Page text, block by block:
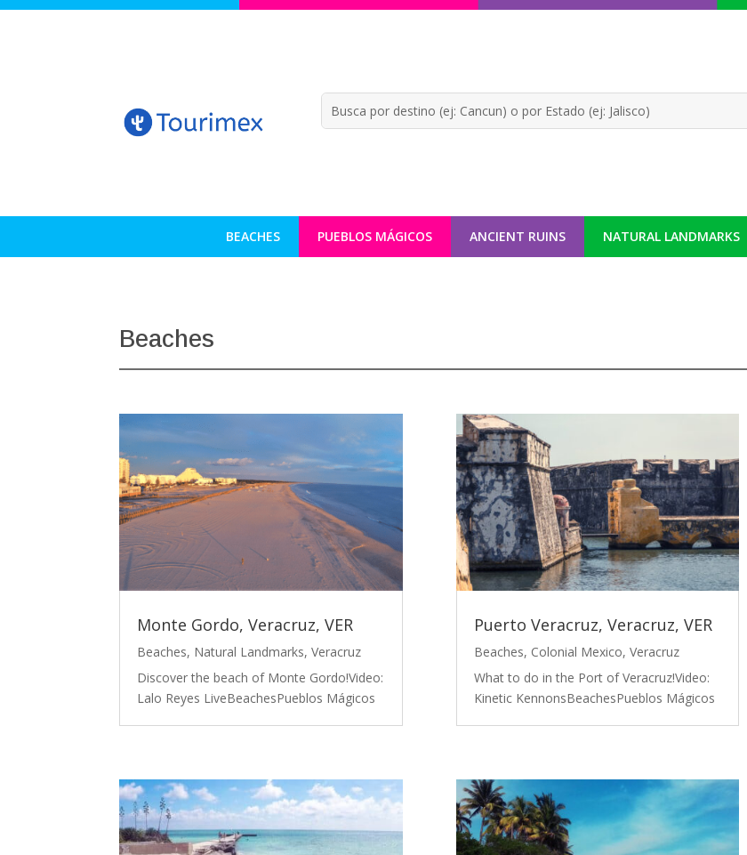
BEACHES PUEBLOS MÁGICOS ANCIENT RUINS NATURAL LANDMARKS
Beaches
Monte Gordo, Veracruz, VER
Beaches, Natural Landmarks,Veracruz
Discover the beach of Monte Gordo!Video:
Lalo Reyes LiveBeachesPueblos Mágicos
Puerto Veracruz, Veracruz, VER
Beaches, Colonial Mexico, Veracruz
What to do in the Port of Veracruz!Video:
Kinetic KennonsBeachesPueblos Mágicos